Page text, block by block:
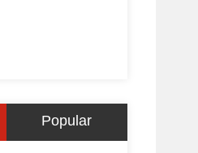
Popular